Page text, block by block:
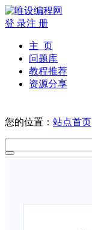
登 录注 册
主 页
问题库
教程推荐
资源分享
您的位置： 站点首页